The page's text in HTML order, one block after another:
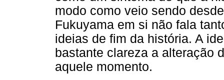
modo como veio sendo
Fukuyama em si não fala
ideias de fim da história. A
bastante clareza a alteração
aquele momento.